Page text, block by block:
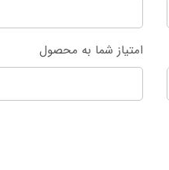
امتیاز شما به محصول